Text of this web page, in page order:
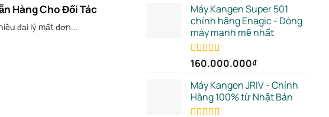
Hàng Cho Đối Tác
đại lý mất đơn...
Máy Kangen Super 501
chính hãng Enagic - Dòng
máy mạnh mẽ nhất
Rated5.00
160.000.000₫
Máy Kangen JRIV - Chính
Hãng 100% từ Nhật Bản